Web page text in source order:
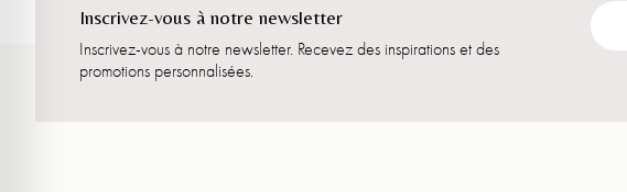
Envie d'unesalle à mangerélégante avec une imposante ? Ou
chaque espace :
Inscrivez-vous à notre newsletter
Inscrivez-vous à notre newsletter. Recevez des inspirations et des
promotions personnalisées.